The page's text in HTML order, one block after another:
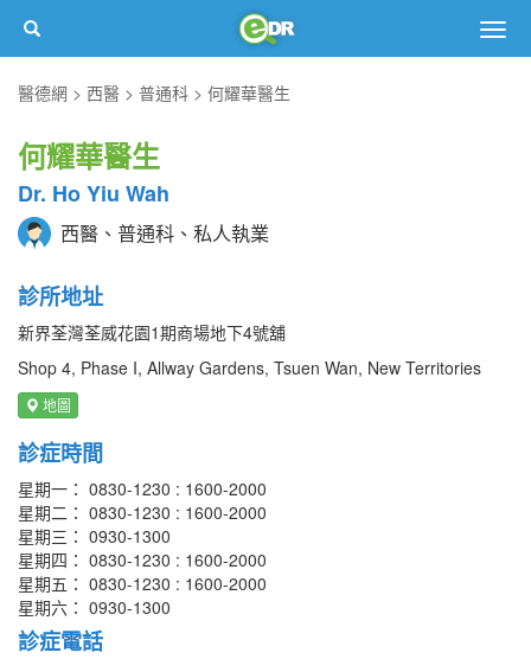
醫德網
西醫 普通科 何耀華醫生
何耀華醫生
Dr. Ho Yiu Wah
西醫、普通科、私人執業
診所地址
新界荃灣荃威花園1期商場地下4號舖
Shop 4, Phase I, Allway Gardens, Tsuen Wan, New Territories
地圖
診症時間
星期一： 0830-1230 : 1600-2000
星期二： 0830-1230 : 1600-2000
星期三： 0930-1300
星期四： 0830-1230 : 1600-2000
星期五： 0830-1230 : 1600-2000
星期六： 0930-1300
診症電話